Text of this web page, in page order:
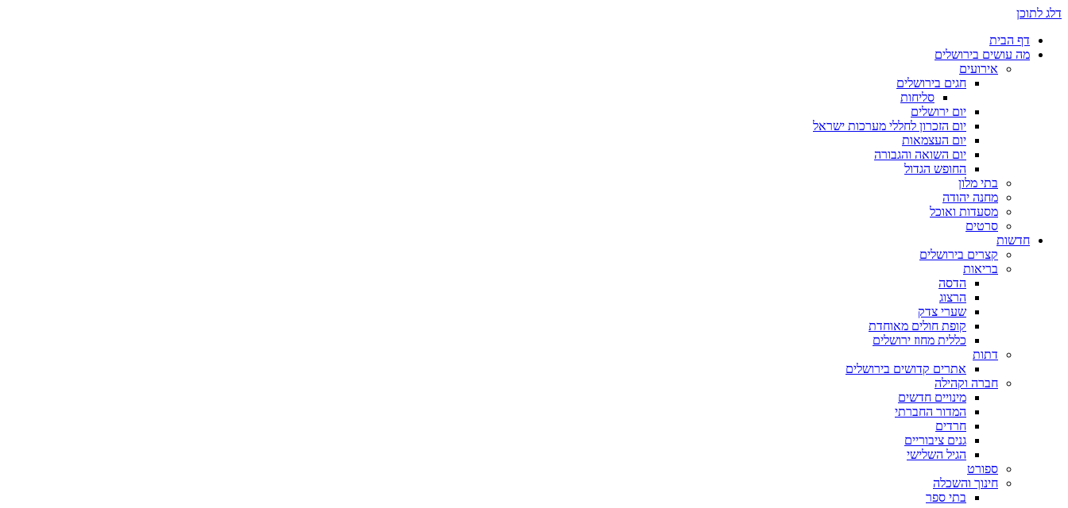
דלג לתוכן
דף הבית
מה עושים בירושלים
אירועים
חגים בירושלים
סליחות
יום ירושלים
יום הזכרון לחללי מערכות ישראל
יום העצמאות
יום השואה והגבורה
החופש הגדול
בתי מלון
מחנה יהודה
מסעדות ואוכל
סרטים
חדשות
קצרים בירושלים
בריאות
הדסה
הרצוג
שערי צדק
קופת חולים מאוחדת
כללית מחוז ירושלים
דתות
אתרים קדושים בירושלים
חברה וקהילה
מינויים חדשים
המדור החברתי
חרדים
גנים ציבוריים
הגיל השלישי
ספורט
חינוך והשכלה
בתי ספר